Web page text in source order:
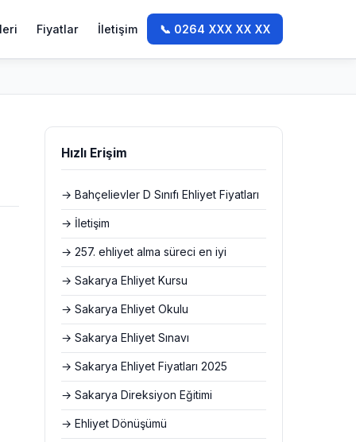
Fiyatlar İletişim 📞 0264 XXX XX XX
Hızlı Erişim
→ Bahçelievler D Sınıfı Ehliyet Fiyatları
→ İletişim
→ 257. ehliyet alma süreci en iyi
→ Sakarya Ehliyet Kursu
→ Sakarya Ehliyet Okulu
→ Sakarya Ehliyet Sınavı
→ Sakarya Ehliyet Fiyatları 2025
→ Sakarya Direksiyon Eğitimi
→ Ehliyet Dönüşümü